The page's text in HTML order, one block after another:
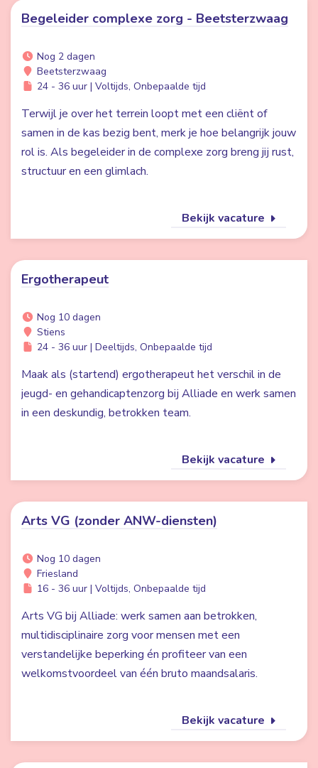
Begeleider complexe zorg - Beetsterzwaag
Nog 2 dagen
Beetsterzwaag
24 - 36 uur | Voltijds, Onbepaalde tijd
Terwijl je over het terrein loopt met een cliënt of
samen in de kas bezig bent, merk je hoe belangrijk jouw
rol is. Als begeleider in de complexe zorg breng jij rust,
structuur en een glimlach.
Bekijk vacature
Ergotherapeut
Nog 10 dagen
Stiens
24 - 36 uur | Deeltijds, Onbepaalde tijd
Maak als (startend) ergotherapeut het verschil in de
jeugd- en gehandicaptenzorg bij Alliade en werk samen
in een deskundig, betrokken team.
Bekijk vacature
Arts VG (zonder ANW-diensten)
Nog 10 dagen
Friesland
16 - 36 uur | Voltijds, Onbepaalde tijd
Arts VG bij Alliade: werk samen aan betrokken,
multidisciplinaire zorg voor mensen met een
verstandelijke beperking én profiteer van een
welkomstvoordeel van één bruto maandsalaris.
Bekijk vacature